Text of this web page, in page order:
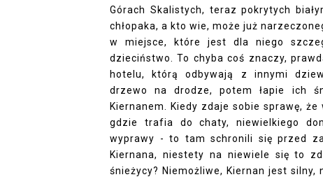
Górach Skalistych, teraz pokrytych
chłopaka, a kto wie, może już
w miejsce, które jest dla niego
dzieciństwo. To chyba coś znaczy,
hotelu, którą odbywają z innymi
drzewo na drodze, potem łapie ich
Kiernanem. Kiedy zdaje sobie sprawę,
gdzie trafia do chaty, niewielkiego
wyprawy - to tam schronili się przed
Kiernana, niestety na niewiele się to
śnieżycy? Niemożliwe, Kiernan jest